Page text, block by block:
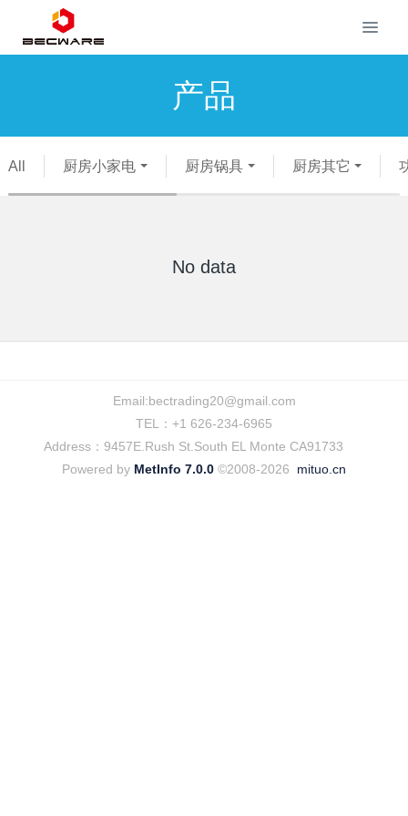
产品
All 厨房小家电 厨房锅具 厨房其它
No data
Email:bectrading20@gmail.com
TEL：+1 626-234-6965
Address：9457E.Rush St.South EL Monte CA91733
Powered by MetInfo 7.0.0 ©2008-2026 mituo.cn